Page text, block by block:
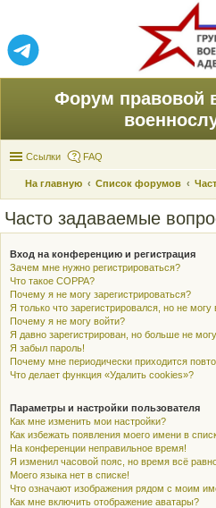
Форум правовой
Ссылки FAQ
На главную Список форумов
Часто задаваемые
Вход на конференцию и регистрация
Зачем мне нужно регистрироваться?
Что такое COPPA?
Почему я не могу зарегистрироваться?
Я только что зарегистрировался, но не могу
Почему я не могу войти?
Я давно зарегистрирован, но больше не
Я забыл пароль!
Почему мне периодически приходится
Что делает функция «Удалить cookies»?
Параметры и настройки пользователя
Как мне изменить мои настройки?
Как избежать появления моего имени в
На конференции неправильное время!
Я изменил часовой пояс, но время всё
Моего языка нет в списке!
Что означают изображения рядом с моим
Как мне включить отображение аватары?